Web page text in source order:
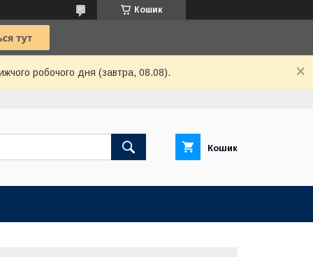
Кошик
робочого дня (завтра, 08.08).
Кошик